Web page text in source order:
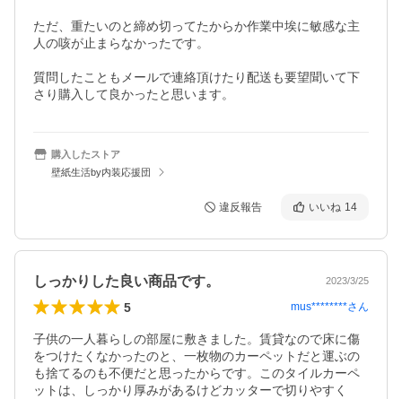
ただ、重たいのと締め切ってたからか作業中埃に敏感な主
人の咳が止まらなかったです。
質問したこともメールで連絡頂けたり配送も要望聞いて下
さり購入して良かったと思います。
購入したストア
壁紙生活by内装応援団
違反報告 いいね 14
しっかりした良い商品です。 2023/3/25
5 mus********さん
子供の一人暮らしの部屋に敷きました。賃貸なので床に傷
をつけたくなかったのと、一枚物のカーペットだと運ぶの
も捨てるのも不便だと思ったからです。このタイルカーペ
ットは、しっかり厚みがあるけどカッターで切りやすく